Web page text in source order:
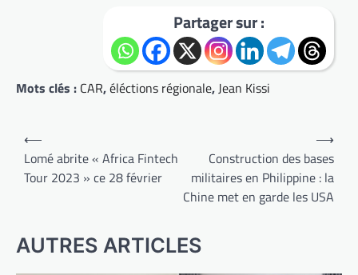
Partager sur :
Mots clés : CAR,éléctions régionale,Jean Kissi
Navigation
de
l’article
⟵
Lomé abrite « Africa Fintech
Tour 2023 » ce 28 février
Construction des bases
militaires en Philippine : la
Chine met en garde les USA
⟶
AUTRES ARTICLES